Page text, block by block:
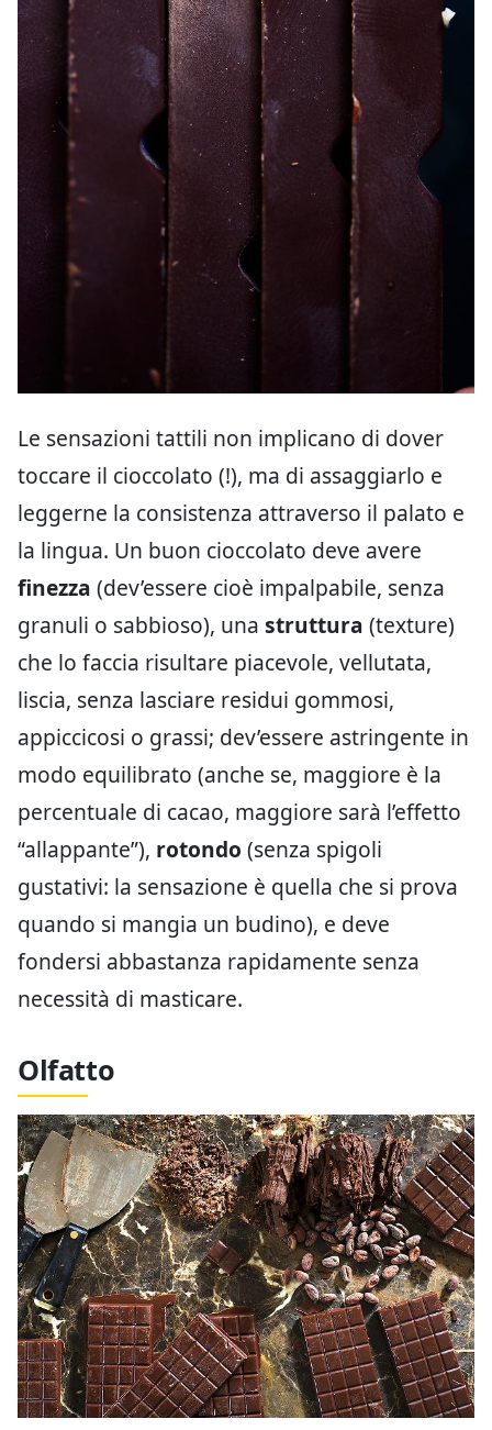
Le sensazioni tattili non implicano di dover
toccare il cioccolato (!), ma di assaggiarlo e
leggerne la consistenza attraverso il palato e
la lingua. Un buon cioccolato deve avere
finezza (dev’essere cioè impalpabile, senza
granuli o sabbioso), una struttura (texture)
che lo faccia risultare piacevole, vellutata,
liscia, senza lasciare residui gommosi,
appiccicosi o grassi; dev’essere astringente in
modo equilibrato (anche se, maggiore è la
percentuale di cacao, maggiore sarà l’effetto
“allappante”), rotondo (senza spigoli
gustativi: la sensazione è quella che si prova
quando si mangia un budino), e deve
fondersi abbastanza rapidamente senza
necessità di masticare.
Olfatto